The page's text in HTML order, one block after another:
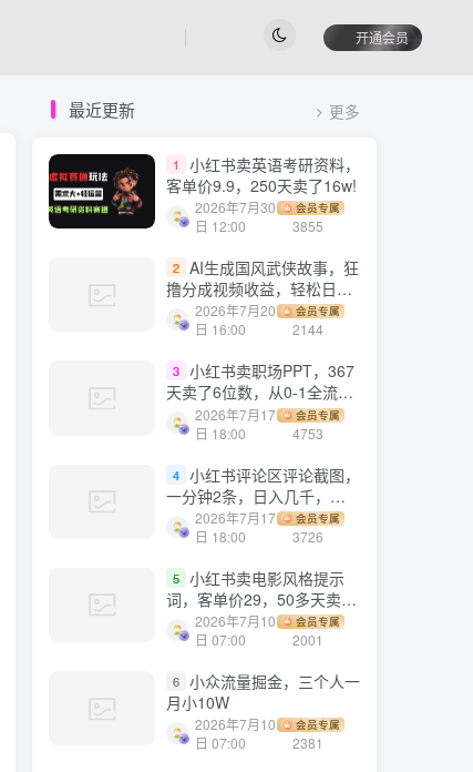
开通会员
最近更新 更多
1
小红书卖英语考研资料，
客单价9.9，250天卖了16w!
2026年7月30
日 12:00
会员专属
3855
2 AI生成国风武侠故事，狂
撸分成视频收益，轻松日入
1000+【可多平台分发】！
2026年7月20
日 16:00
会员专属
2144
3 小红书卖职场PPT，367
天卖了6位数，从0-1全流程
讲解2026年7月17
日 18:00
会员专属
4753
4 小红书评论区评论截图，
一分钟2条，日入几千，多
劳多得!2026年7月17
日 18:00
会员专属
3726
5 小红书卖电影风格提示
词，客单价29，50多天卖了
790单，小白直接抄作业！
2026年7月10
日 07:00
会员专属
2001
6 小众流量掘金，三个人一
月小10W
2026年7月10
日 07:00
会员专属
2381